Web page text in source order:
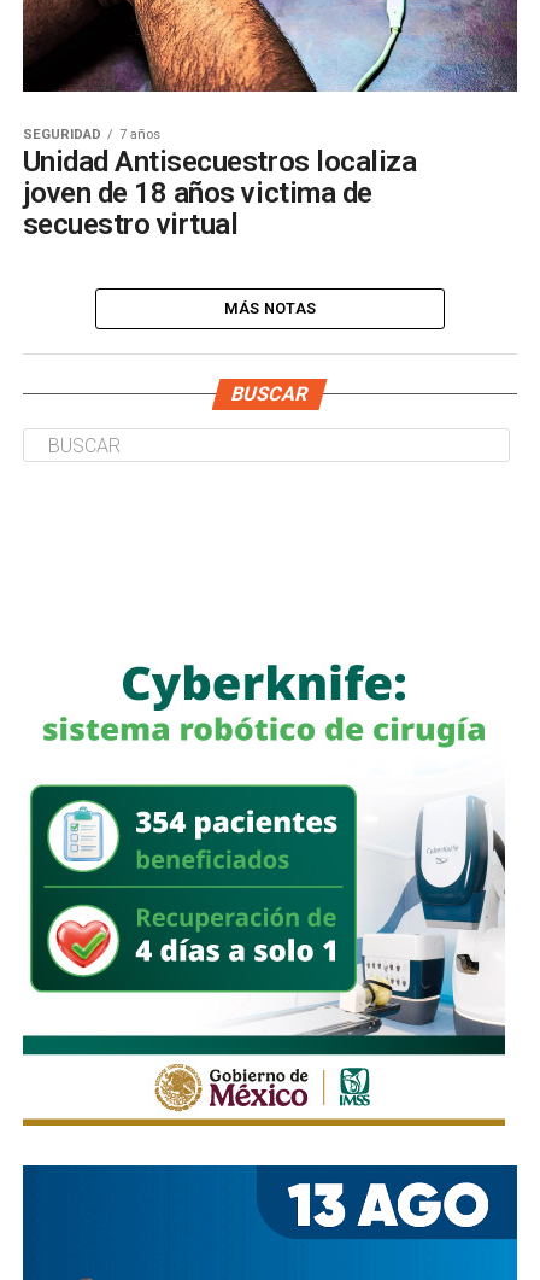
SEGURIDAD 7 años
Unidad Antisecuestros localiza
joven de 18 años victima de
secuestro virtual
MÁS NOTAS
BUSCAR